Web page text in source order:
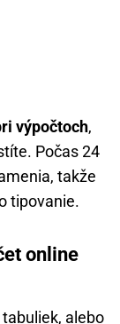
výpočtoch,
Počas 24
takže
tipovanie.
online
alebo